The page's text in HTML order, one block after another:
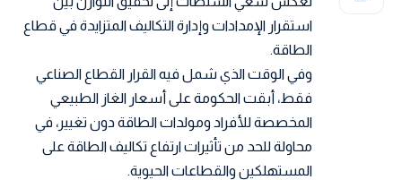
استقرار الإمدادات وإدارة التكاليف المتزايدة في قطاع
الطاقة.
وفي الوقت الذي شمل فيه القرار القطاع الصناعي
فقط، أبقت الحكومة على أسعار الغاز الطبيعي
المخصصة للأفراد ومولدات الطاقة دون تغيير، في
محاولة للحد من تأثيرات ارتفاع تكاليف الطاقة على
المستهلكين والقطاعات الحيوية.